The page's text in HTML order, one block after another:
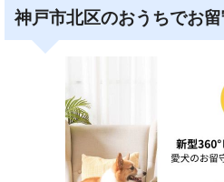
神戸市北区のおうちでお